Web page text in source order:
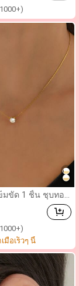
มขัด 1 ชิ้น ชุบทอง
เลส โบราณม้วน ป
ชรพลอยเหมาะสำ
ใส่ประจำวันและเ
นหยุด
มื่อเร็วๆ นี้